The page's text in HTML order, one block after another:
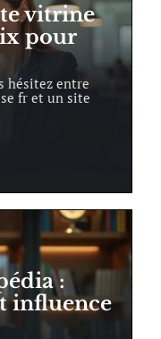
vitrine
pour
hésitez entre
fr et un site
:
influence